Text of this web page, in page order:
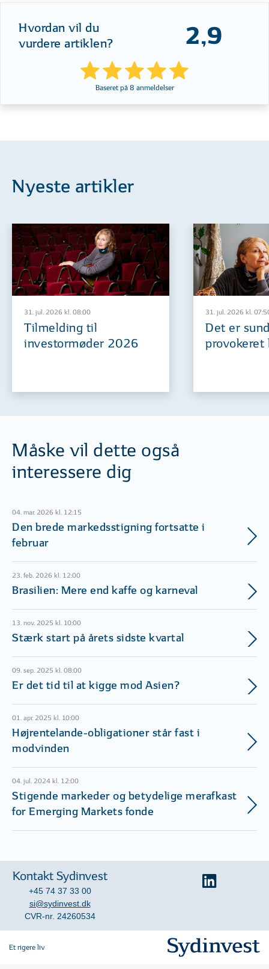
Hvordan vil du
vurdere artiklen?
2,9
Baseret på 8 anmeldelser
Nyeste artikler
31. jul. 2026 kl. 08:00
Tilmelding til
investormøder 2026
31. jul. 2026 kl.
Det er
provokeret
Måske vil dette også
interessere dig
04. mar. 2026 kl. 12:15
Den brede markedsstigning fortsatte i
februar
23. feb. 2026 kl. 12:00
Brasilien: Mere end kaffe og karneval
13. nov. 2025 kl. 10:00
Stærk start på årets sidste kvartal
09. sep. 2025 kl. 08:00
Er det tid til at kigge mod Asien?
01. apr. 2025 kl. 10:00
Højrentelande-obligationer står fast i
modvinden
04. jul. 2024 kl. 12:00
Stigende markeder og betydelige merafkast
for Emerging Markets fonde
Kontakt Sydinvest
+45 74 37 33 00
si@sydinvest.dk
CVR-nr. 24260534
Et rigere liv